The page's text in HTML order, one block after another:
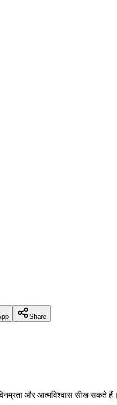
Share
और आत्मविश्वास सीख सकते हैं।